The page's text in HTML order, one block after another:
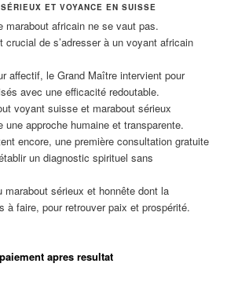
ET VOYANCE EN SUISSE
marabout africain ne se vaut pas.
crucial de s’adresser à un voyant africain
affectif, le Grand Maître intervient pour
avec une efficacité redoutable.
voyant suisse et marabout sérieux
une approche humaine et transparente.
encore, une première consultation gratuite
un diagnostic spirituel sans
marabout sérieux et honnête dont la
à faire, pour retrouver paix et prospérité.
apres resultat